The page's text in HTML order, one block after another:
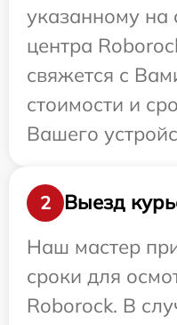
указанному на
центра
свяжется с
стоимости и
Вашего
2
Выезд
Наш мастер
сроки для
Roborock. В